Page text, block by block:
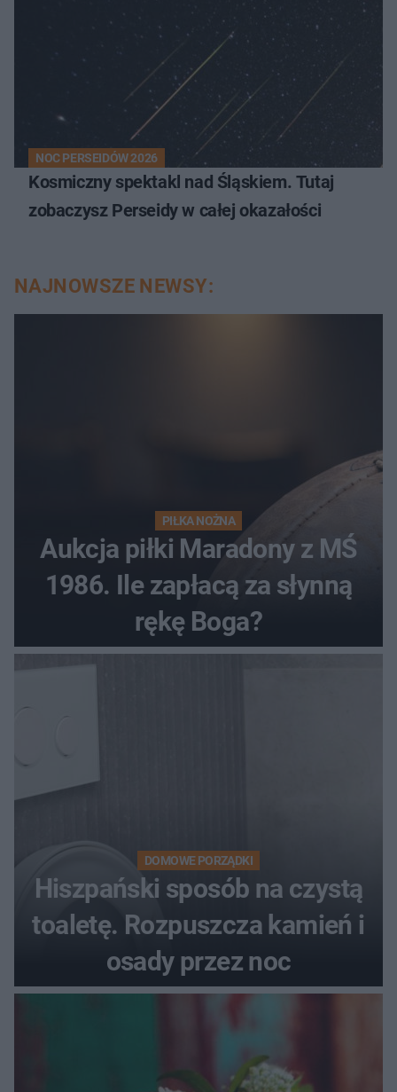
NOC PERSEIDÓW 2026
Kosmiczny spektakl nad Śląskiem. Tutaj
zobaczysz Perseidy w całej okazałości
NAJNOWSZE NEWSY:
PIŁKA NOŻNA
Aukcja piłki Maradony z MŚ
1986. Ile zapłacą za słynną
rękę Boga?
DOMOWE PORZĄDKI
Hiszpański sposób na czystą
toaletę. Rozpuszcza kamień i
osady przez noc